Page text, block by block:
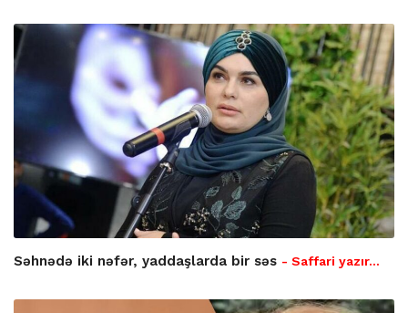
Səhnədə iki nəfər, yaddaşlarda bir səs - Saffari yazır…